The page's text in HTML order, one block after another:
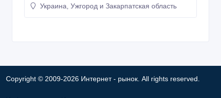
Украина, Ужгород и Закарпатская область
Copyright © 2009-2026 Интернет - рынок. All rights reserved.